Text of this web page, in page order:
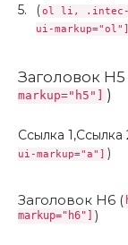
(ol li, .intec-
ui-
Заголовок H5
markup="h5"]
)
Ссылка 1,Ссылка
ui-markup="a"] )
Заголовок H6 (
markup="h6"]
)